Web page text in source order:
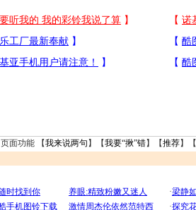
页面功能 【我来说两句 】【我要“揪”错】【推荐】